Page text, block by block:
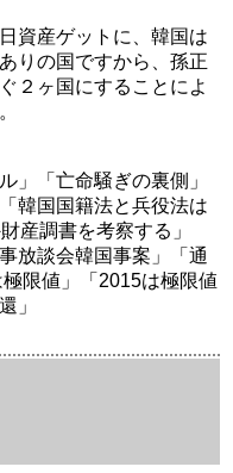
資産ゲットに、韓国は
りの国ですから、孫正
２ヶ国にすることによ
」「亡命騒ぎの裏側」
韓国国籍法と兵役法は
産調書を考察する」
放談会韓国事案」「通
限値」「2015は極限値
」